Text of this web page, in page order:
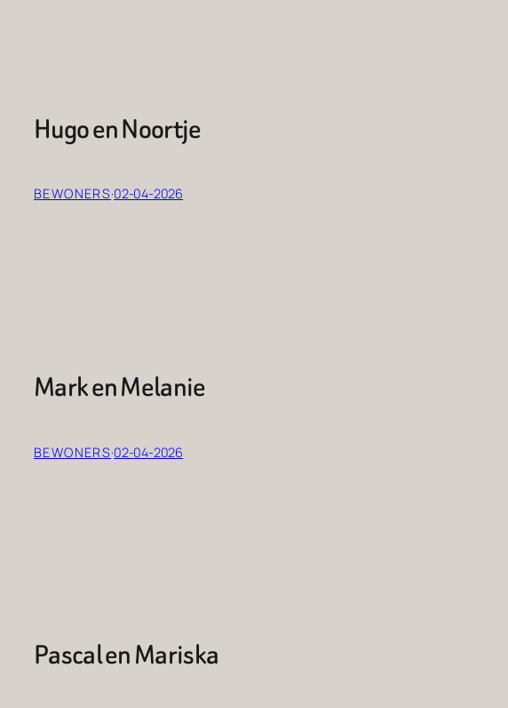
Hugo en Noortje
BEWONERS·02-04-2026
Mark en Melanie
BEWONERS·02-04-2026
Pascal en Mariska